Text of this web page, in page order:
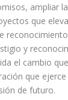
ampliar
que
y
el cambio
que
de futuro.